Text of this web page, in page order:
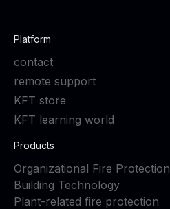
Platform
contact
remote support
KFT store
KFT learning world
Products
Organizational Fire Protection
Building Technology
Plant-related fire protection